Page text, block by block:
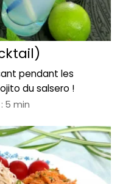
pendant les
du salsero !
5 min